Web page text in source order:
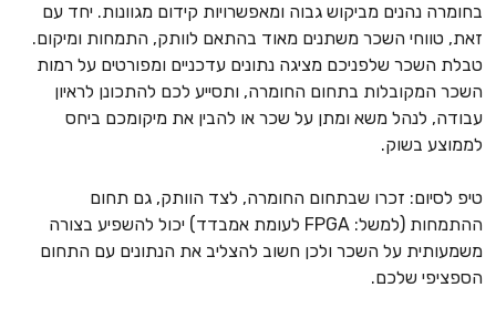
בחומרה נהנים מביקוש גבוה ומאפשרויות קידום מגוונות. יחד עם
זאת, טווחי השכר משתנים מאוד בהתאם לוותק, התמחות ומיקום.
טבלת השכר שלפניכם מציגה נתונים עדכניים ומפורטים על רמות
השכר המקובלות בתחום החומרה, ותסייע לכם להתכונן לראיון
עבודה, לנהל משא ומתן על שכר או להבין את מיקומכם ביחס
לממוצע בשוק.
טיפ לסיום: זכרו שבתחום החומרה, לצד הוותק, גם תחום
ההתמחות (למשל: FPGA לעומת אמבדד) יכול להשפיע בצורה
משמעותית על השכר ולכן חשוב להצליב את הנתונים עם התחום
הספציפי שלכם.